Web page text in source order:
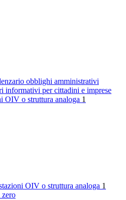
obblighi amministrativi
informativi per cittadini e imprese
OIV o struttura analoga 1
OIV o struttura analoga 1
zero